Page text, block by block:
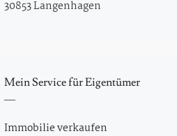
30853 Langenhagen
Mein Service für Eigentümer
Immobilie verkaufen